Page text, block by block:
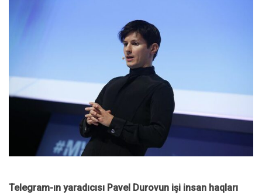
Telegram-ın yaradıcısı Pavel Durovun işi insan haqları